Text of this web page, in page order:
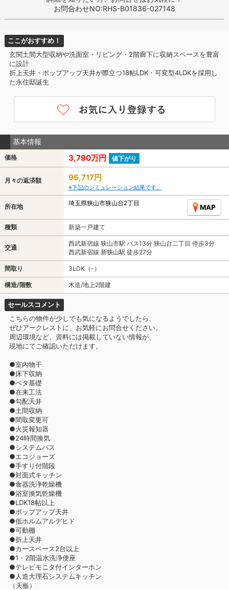
お問合わせNO:RHS-B01836-027148
ここがおすすめ！
玄関土間大型収納や洗面室・リビング・2階廊下に収納スペースを豊富
に設計
折上天井・ポップアップ天井が際立つ18帖LDK・可変型4LDKを採用し
た永住邸誕生
基本情報
価格 3,790万円 値下がり
月々の返済額 96,717円
※下記のシミュレーション結果です。
所在地 埼玉県狭山市狭山台2丁目
MAP
種類 新築一戸建て
交通
西武新宿線 狭山市駅 バス13分 狭山台二丁目 停歩3分
西武新宿線 新狭山駅 徒歩27分
間取り 3LDK（-）
構造/階数 木造/地上2階建
セールスコメント
こちらの物件が少しでも気になるようでしたら、
ぜひアークレストに、お気軽にお問合せください。
周辺環境など、資料には掲載していない情報が、
現地にてご確認いただけます。
●室内物干
●床下収納
●ベタ基礎
●在来工法
●勾配天井
●土間収納
●間取変更可
●火災報知器
●24時間換気
●システムバス
●エコジョーズ
●手すり付階段
●対面式キッチン
●食器洗浄乾燥機
●浴室換気乾燥機
●LDK18帖以上
●ポップアップ天井
●低ホルムアルデヒド
●可動棚
●折上天井
●カースペース2台以上
●1・2階温水洗浄便座
●テレビモニタ付インターホン
●人造大理石システムキッチン
（天板）